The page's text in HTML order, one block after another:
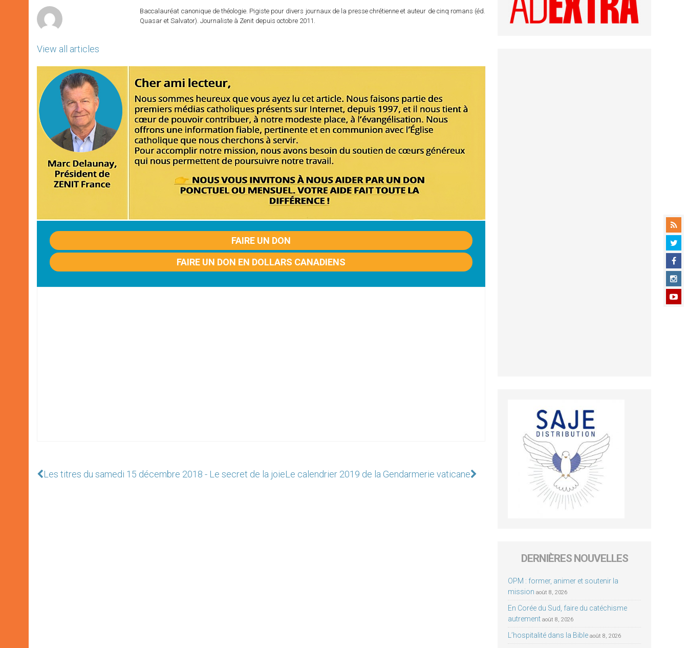
View all articles
Baccalauréat canonique de théologie. Pigiste pour divers journaux de la presse chrétienne et auteur de cinq romans (éd.
Quasar et Salvator). Journaliste à Zenit depuis octobre 2011.
FAIRE UN DON
FAIRE UN DON EN DOLLARS CANADIENS
Les titres du samedi 15 décembre 2018 - Le secret de la joieLe calendrier 2019 de la Gendarmerie vaticane
DERNIÈRES NOUVELLES
OPM : former, animer et soutenir la
mission août 8, 2026
En Corée du Sud, faire du catéchisme
autrement août 8, 2026
L’hospitalité dans la Bible août 8, 2026